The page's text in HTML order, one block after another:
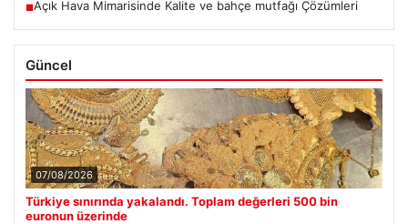
■Açık Hava Mimarisinde Kalite ve bahçe mutfağı Çözümleri
Güncel
07/08/2026
Türkiye sınırında yakalandı. Toplam değerleri 500 bin
euronun üzerinde